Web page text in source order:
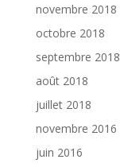
novembre 2018
octobre 2018
septembre 2018
août 2018
juillet 2018
novembre 2016
juin 2016